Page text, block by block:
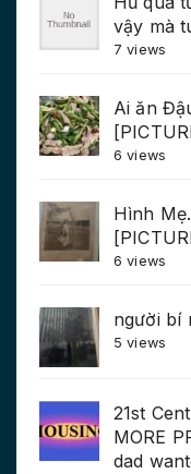
vậy mà
7 views
Ai ăn
6 views
Hình
6 views
người bí
5 views
21st
MORE
dad